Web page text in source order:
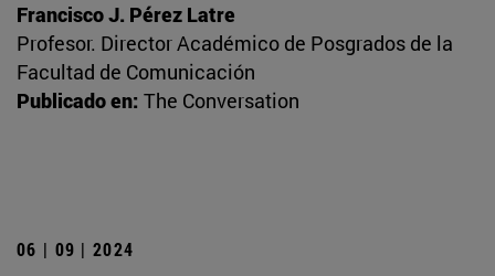
Francisco J. Pérez Latre
Profesor. Director Académico de Posgrados de la
Facultad de Comunicación
Publicado en: The Conversation
06 | 09 | 2024